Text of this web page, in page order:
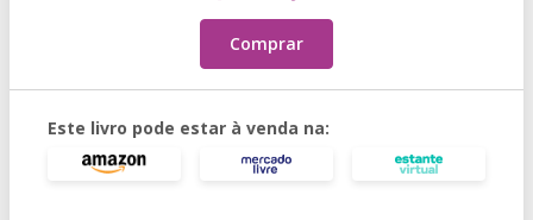
Comprar
Este livro pode estar à venda na: